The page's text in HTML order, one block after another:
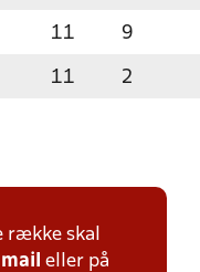
11 9
11 2
række skal
mail eller på